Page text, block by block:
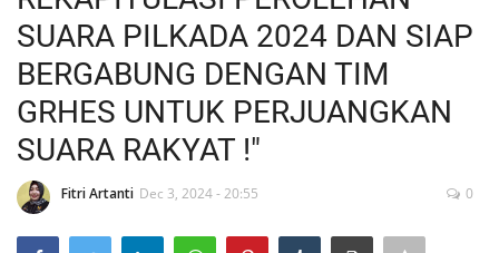
NASIONAL
INTERNASIONAL
TO.CHANEL
TO.NETWORK
SUARA PILKADA 2024 DAN SIAP
BERGABUNG DENGAN TIM
GRHES UNTUK PERJUANGKAN
SUARA RAKYAT !"
Fitri Artanti Dec 3, 2024 - 20:55 0